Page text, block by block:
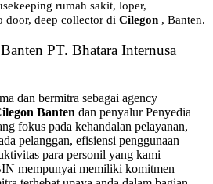
rumah sakit, loper,
door, deep collector di Cilegon , Banten.
PT. Bhatara Internusa
dan bermitra sebagai agency
Banten dan penyalur Penyedia
fokus pada kehandalan pelayanan,
pelanggan, efisiensi penggunaan
para personil yang kami
mempunyai memiliki komitmen